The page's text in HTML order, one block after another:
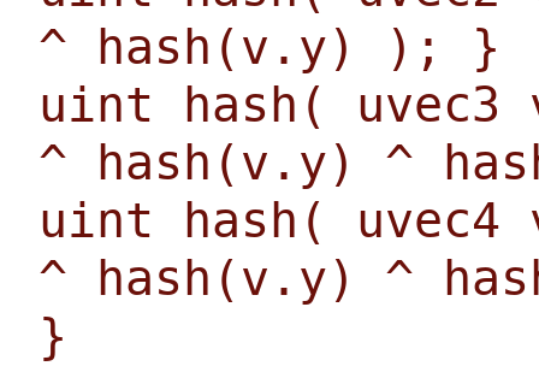
^ hash(v.y) ); }
uint hash(
^ hash(v.y) ^
uint hash(
^ hash(v.y) ^
}